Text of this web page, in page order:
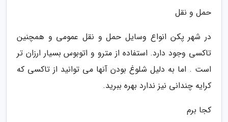
حمل و نقل
در شهر پکن انواع وسایل حمل و نقل عمومی و همچنین
تاکسی وجود دارد. استفاده از مترو و اتوبوس بسیار ارزان تر
است . اما به دلیل شلوغ بودن آنها می توانید از تاکسی که
کرایه چندانی نیز ندارد بهره ببرید.
کجا برم